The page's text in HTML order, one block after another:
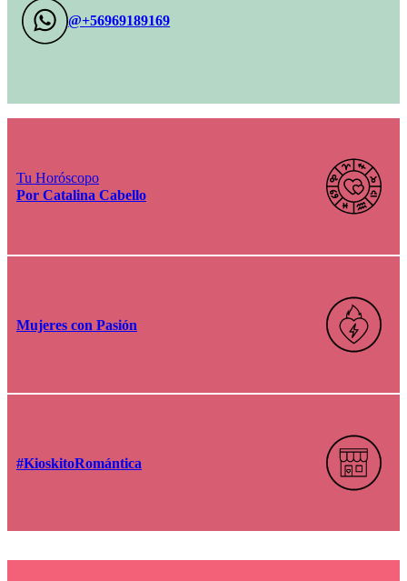
@+56969189169
Tu Horóscopo
Por Catalina Cabello
Mujeres con Pasión
#KioskitoRomántica